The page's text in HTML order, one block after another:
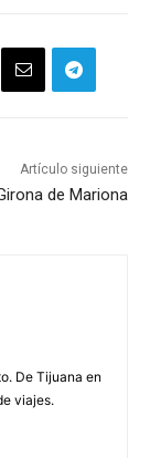
Artículo siguiente
de Mariona
De Tijuana en
viajes.